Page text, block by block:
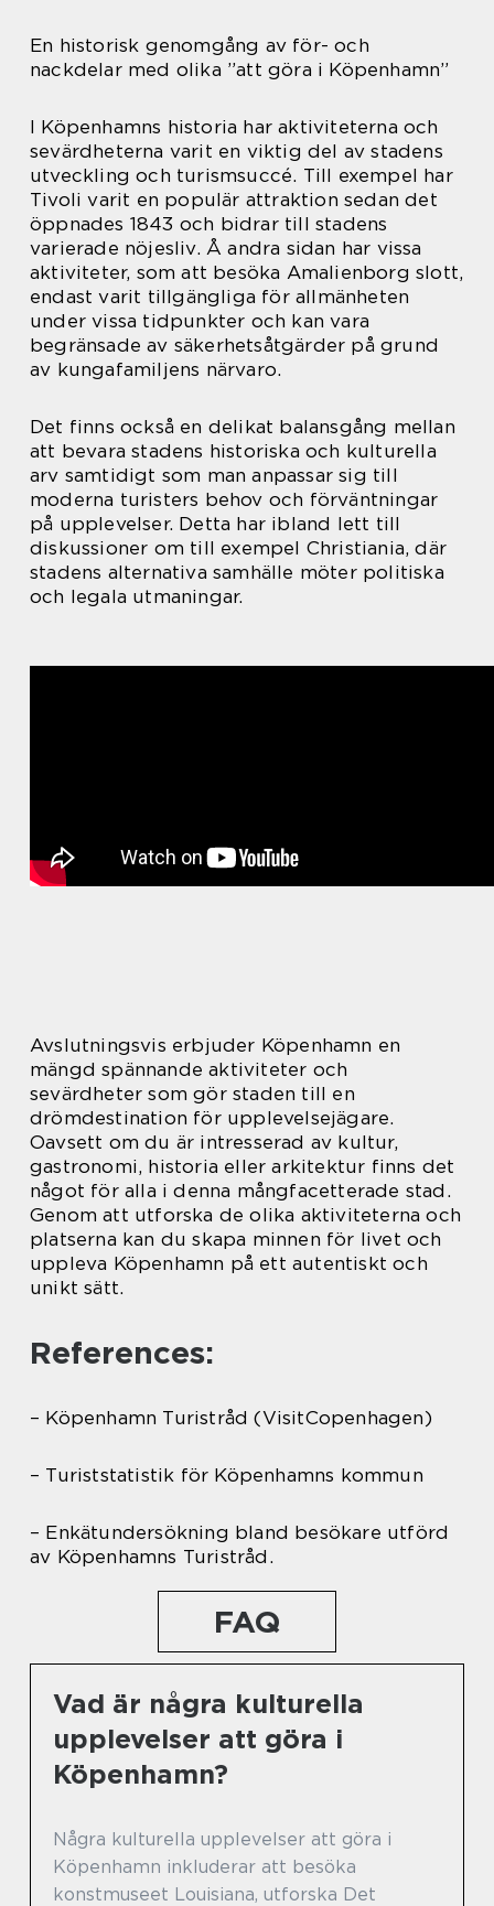
En historisk genomgång av för- och
nackdelar med olika ”att göra i Köpenhamn”
I Köpenhamns historia har aktiviteterna och
sevärdheterna varit en viktig del av stadens
utveckling och turismsuccé. Till exempel har
Tivoli varit en populär attraktion sedan det
öppnades 1843 och bidrar till stadens
varierade nöjesliv. Å andra sidan har vissa
aktiviteter, som att besöka Amalienborg slott,
endast varit tillgängliga för allmänheten
under vissa tidpunkter och kan vara
begränsade av säkerhetsåtgärder på grund
av kungafamiljens närvaro.
Det finns också en delikat balansgång mellan
att bevara stadens historiska och kulturella
arv samtidigt som man anpassar sig till
moderna turisters behov och förväntningar
på upplevelser. Detta har ibland lett till
diskussioner om till exempel Christiania, där
stadens alternativa samhälle möter politiska
och legala utmaningar.
Avslutningsvis erbjuder Köpenhamn en
mängd spännande aktiviteter och
sevärdheter som gör staden till en
drömdestination för upplevelsejägare.
Oavsett om du är intresserad av kultur,
gastronomi, historia eller arkitektur finns det
något för alla i denna mångfacetterade stad.
Genom att utforska de olika aktiviteterna och
platserna kan du skapa minnen för livet och
uppleva Köpenhamn på ett autentiskt och
unikt sätt.
References:
– Köpenhamn Turistråd (VisitCopenhagen)
– Turiststatistik för Köpenhamns kommun
– Enkätundersökning bland besökare utförd
av Köpenhamns Turistråd.
FAQ
Vad är några kulturella
upplevelser att göra i
Köpenhamn?
Några kulturella upplevelser att göra i
Köpenhamn inkluderar att besöka
konstmuseet Louisiana, utforska Det